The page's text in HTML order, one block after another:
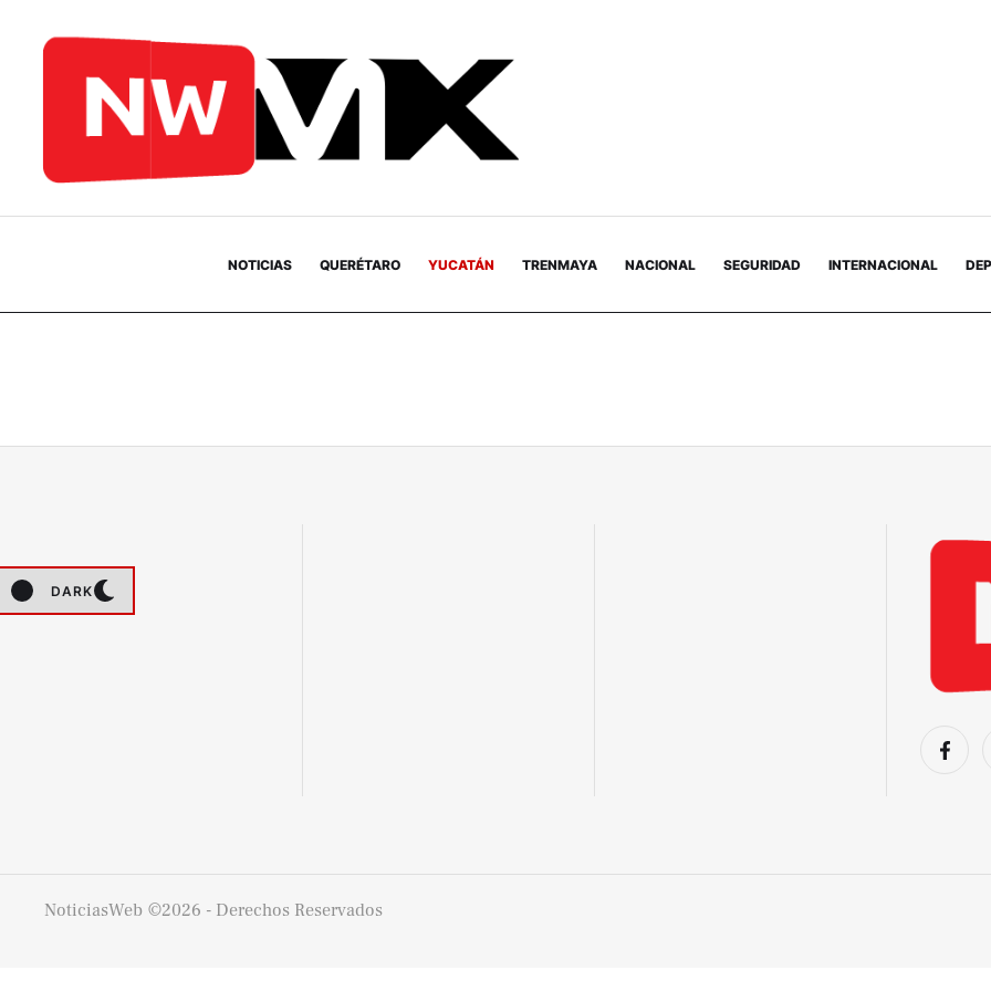
NOTICIAS QUERÉTARO YUCATÁN TRENMAYA NACIONAL SEGURIDAD INTERNACIONAL
DARK
NoticiasWeb ©2026 - Derechos Reservados